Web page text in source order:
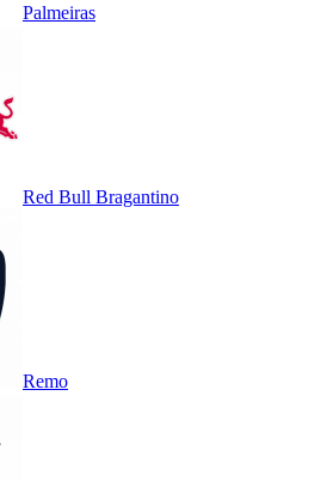
Palmeiras
Red Bull Bragantino
Remo